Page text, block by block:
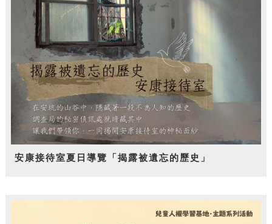
安康接待室夏日導覽「揭露被遺忘的歷史」